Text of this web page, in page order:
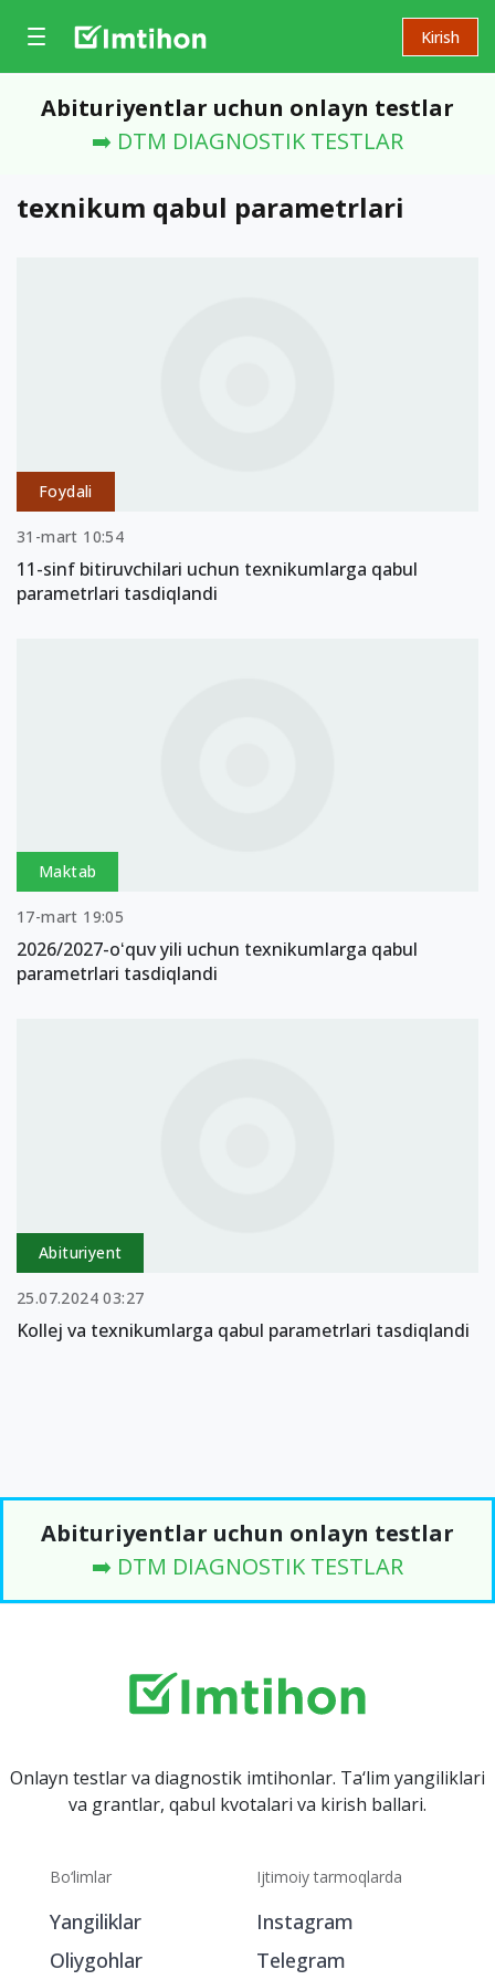
Kirish
Abituriyentlar uchun onlayn testlar
➡️ DTM DIAGNOSTIK TESTLAR
texnikum qabul parametrlari
Foydali
31-mart 10:54
11-sinf bitiruvchilari uchun texnikumlarga qabul
parametrlari tasdiqlandi
Maktab
17-mart 19:05
2026/2027-oʻquv yili uchun texnikumlarga qabul
parametrlari tasdiqlandi
Abituriyent
25.07.2024 03:27
Kollej va texnikumlarga qabul parametrlari tasdiqlandi
Abituriyentlar uchun onlayn testlar
➡️ DTM DIAGNOSTIK TESTLAR
Onlayn testlar va diagnostik imtihonlar. Ta‘lim yangiliklari
va grantlar, qabul kvotalari va kirish ballari.
Bo‘limlar
Yangiliklar
Oliygohlar
Ijtimoiy tarmoqlarda
Instagram
Telegram